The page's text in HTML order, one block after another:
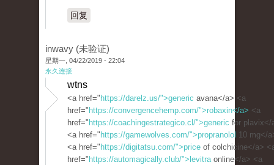
回复
inwavy (未验证)
星期一, 04/22/2019 - 22:04
永久连接
wtns
<a href=" https://darelz.us/">generic avana</a> <a
href=" https://convergencehemp.com/">robaxin</a> <a
href=" https://coachingestrategico.cl/">generic for plavix</
<a href=" https://gamewolves.com/">propranolol 10 mg</
<a href=" https://digitatsu.com/">price of colchicine</a>
href=" https://automagically.club/">levitraonline</a> <a